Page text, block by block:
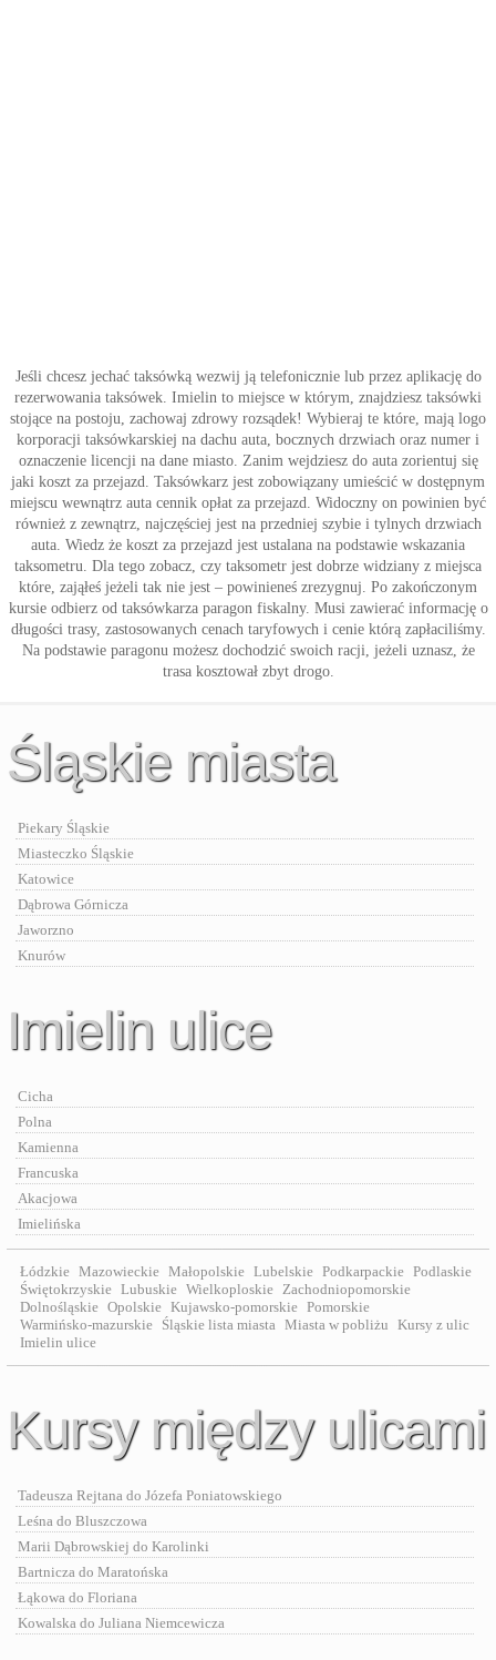
Jeśli chcesz jechać taksówką wezwij ją telefonicznie lub przez aplikację do
rezerwowania taksówek. Imielin to miejsce w którym, znajdziesz taksówki
stojące na postoju, zachowaj zdrowy rozsądek! Wybieraj te które, mają logo
korporacji taksówkarskiej na dachu auta, bocznych drzwiach oraz numer i
oznaczenie licencji na dane miasto. Zanim wejdziesz do auta zorientuj się
jaki koszt za przejazd. Taksówkarz jest zobowiązany umieścić w dostępnym
miejscu wewnątrz auta cennik opłat za przejazd. Widoczny on powinien być
również z zewnątrz, najczęściej jest na przedniej szybie i tylnych drzwiach
auta. Wiedz że koszt za przejazd jest ustalana na podstawie wskazania
taksometru. Dla tego zobacz, czy taksometr jest dobrze widziany z miejsca
które, zająłeś jeżeli tak nie jest – powinieneś zrezygnuj. Po zakończonym
kursie odbierz od taksówkarza paragon fiskalny. Musi zawierać informację o
długości trasy, zastosowanych cenach taryfowych i cenie którą zapłaciliśmy.
Na podstawie paragonu możesz dochodzić swoich racji, jeżeli uznasz, że
trasa kosztował zbyt drogo.
Śląskie miasta
Piekary Śląskie
Miasteczko Śląskie
Katowice
Dąbrowa Górnicza
Jaworzno
Knurów
Imielin ulice
Cicha
Polna
Kamienna
Francuska
Akacjowa
Imielińska
Łódzkie Mazowieckie Małopolskie Lubelskie Podkarpackie Podlaskie
Świętokrzyskie Lubuskie Wielkoploskie Zachodniopomorskie
Dolnośląskie Opolskie Kujawsko-pomorskie Pomorskie
Warmińsko-mazurskie Śląskie lista miasta Miasta w pobliżu Kursy z ulic
Imielin ulice
Kursy między ulicami
Tadeusza Rejtana do Józefa Poniatowskiego
Leśna do Bluszczowa
Marii Dąbrowskiej do Karolinki
Bartnicza do Maratońska
Łąkowa do Floriana
Kowalska do Juliana Niemcewicza